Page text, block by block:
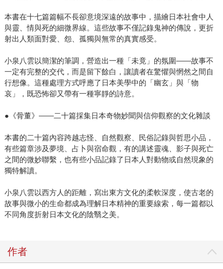
本書在十七篇篇幅不長卻意境深遠的故事中，描繪日本社會中人
與靈、情與死的細微界線。這些故事不僅記錄鬼神的傳說，更折
射出人類面對愛、怨、孤獨與無常的真實感受。
小泉八雲以簡潔的筆調，營造出一種「未竟」的氛圍——故事不
一定有完整的交代，而是留下餘白，讓讀者在驚懼與惘然之間自
行想像。這種處理方式呼應了日本美學中的「幽玄」與「物
哀」，既恐怖卻又帶有一種寧靜的詩意。
●《骨董》——二十篇採集日本奇物妙聞與信仰觀察的文化雜談
本書的二十篇內容跨越志怪、自然觀察、民俗記錄與哲思小品，
有些篇章涉及夢境、占卜與宿命觀，有的講述靈魂、影子與死亡
之間的微妙聯繫，也有些小品記錄了日本人對動物或自然現象的
獨特解讀。
小泉八雲以西方人的距離，寫出東方文化的柔軟深度，使古老的
故事與微小的生命都成為理解日本精神的重要線索，每一篇都以
不同角度折射日本文化的陰翳之美。
作者